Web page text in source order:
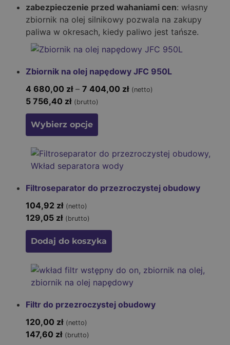
zabezpieczenie przed wahaniami cen: własny
zbiornik na olej silnikowy pozwala na zakupy
paliwa w okresach, kiedy paliwo jest tańsze.
Zbiornik na olej napędowy JFC 950L
4 680,00 zł – 7 404,00 zł (netto)
5 756,40 zł (brutto)
Wybierz opcje
Filtroseparator do przezroczystej obudowy
104,92 zł (netto)
129,05 zł (brutto)
Dodaj do koszyka
Filtr do przezroczystej obudowy
120,00 zł (netto)
147,60 zł (brutto)